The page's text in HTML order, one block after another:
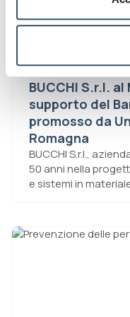
BUCCHI S.r.l.
supporto del
promosso da
Romagna
BUCCHI S.r.l.,
50 anni nella
e sistemi in
per il settore
all’evento